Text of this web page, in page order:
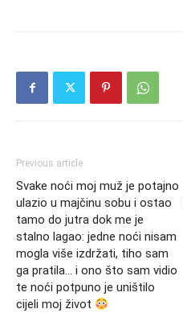
Previous article
Svake noći moj muž je potajno
ulazio u majčinu sobu i ostao
tamo do jutra dok me je
stalno lagao: jedne noći nisam
mogla više izdržati, tiho sam
ga pratila… i ono što sam vidio
te noći potpuno je uništilo
cijeli moj život